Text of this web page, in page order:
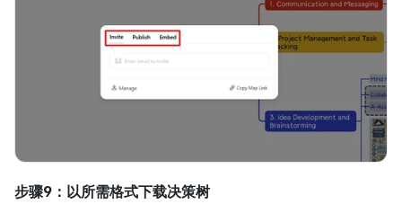
步骤9：以所需格式下载决策树